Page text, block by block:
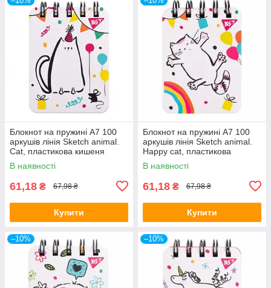
Блокнот на пружині A7 100
аркушів лінія Sketch animal.
Cat, пластикова кишеня
681822/Yes
В наявності
61,18 ₴ 67,98 ₴
Купити
Блокнот на пружині A7 100
аркушів лінія Sketch animal.
Happy cat, пластикова
кишеня 681825/Yes
В наявності
61,18 ₴ 67,98 ₴
Купити
–10% –10%